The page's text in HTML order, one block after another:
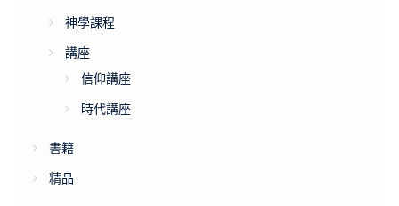
神學課程
講座
信仰講座
時代講座
書籍
精品